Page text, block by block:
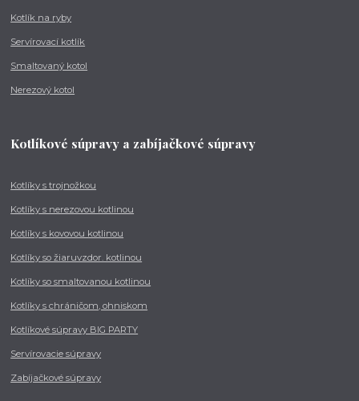
Kotlík na ryby
Servírovací kotlík
Smaltovaný kotol
Nerezový kotol
Kotlíkové súpravy a zabíjačkové súpravy
Kotlíky s trojnožkou
Kotlíky s nerezovou kotlinou
Kotlíky s kovovou kotlinou
Kotlíky so žiaruvzdor. kotlinou
Kotlíky so smaltovanou kotlinou
Kotlíky s chráničom, ohniskom
Kotlíkové súpravy BIG PARTY
Servírovacie súpravy
Zabíjačkové súpravy